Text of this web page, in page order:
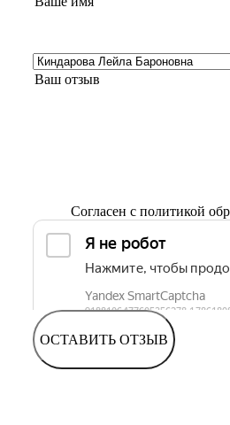
Согласен с политикой
ОСТАВИТЬ ОТЗЫВ